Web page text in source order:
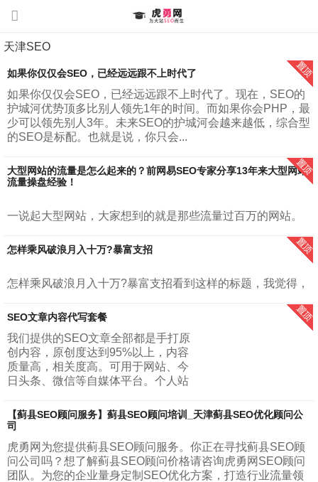
天津SEO
如果你仅仅会SEO，已经远远跟不上时代了
如果你仅仅会SEO，已经远远跟不上时代了。现在，SEO的
护城河优势顶多比别人领先1年的时间。而如果你会PHP，最
少可以领先别人3年。未来SEO的护城河会越来越低，综合型
的SEO是标配。也就是说，你只会...
大型网站的流量是怎么起来的？前网易SEO专家分享13年来大型网站
流量操盘经验！
一说起大型网站，大家想到的就是那些流量过百万的网站。
码：大型网站百万流量运营之道》里面对大型网站进行了定
义。”大型网站，指的是每月日均访问...
怎样乘风破浪月入十万?暴富支招
怎样乘风破浪月入十万?暴富支招看到这样的标题，我觉得，
富来自长久的积累。所谓量变才会有质变。大部分人最容易
被这些月入十万，一夜暴富这种标题党所吸引...
SEO文章内容代写套餐
我们提供的SEO文章全部都是手打原
创内容，原创度达到95%以上，内容
质量高，相关度高。可用于网站、今
日头条、微信等自媒体平台。个人站
篇文章，一个月更新30篇文章，字数
5...
【蓟县SEO顾问服务】蓟县SEO顾问培训_天津蓟县SEO优化顾问公
司
虎勇网为您提供蓟县SEO顾问服务。你正在寻找蓟县SEO顾
问公司吗？想了解蓟县SEO顾问价格请咨询虎勇网SEO顾问
团队。为您的企业量身定制SEO优化方案，打造行业流量领